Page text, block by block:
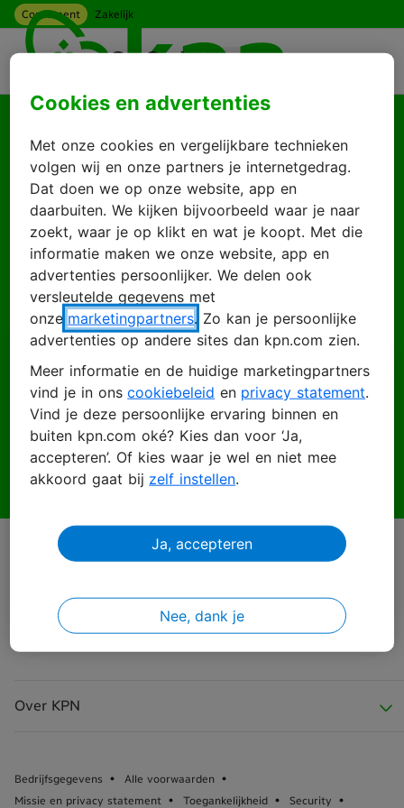
Ga naar hoofdinhoud
Consument Zakelijk
Goed je weer te zien
Log in met je KPN
ID
Inloggen
E-mailadres
Wachtwoord
Inloggen
Wachtwoord vergeten?
Over KPN
Bedrijfsgegevens
Alle voorwaarden
Missie en privacy statement
Toegankelijkheid Security
Cookies en advertenties
Met onze cookies en vergelijkbare technieken
volgen wij en onze partners je internetgedrag.
Dat doen we op onze website, app en
daarbuiten. We kijken bijvoorbeeld waar je naar
zoekt, waar je op klikt en wat je koopt. Met die
informatie maken we onze website, app en
advertenties persoonlijker. We delen ook
versleutelde gegevens met
onze marketingpartners. Zo kan je persoonlijke
advertenties op andere sites dan kpn.com zien.
Meer informatie en de huidige marketingpartners
vind je in ons cookiebeleid en privacy statement.
Vind je deze persoonlijke ervaring binnen en
buiten kpn.com oké? Kies dan voor ‘Ja,
accepteren’. Of kies waar je wel en niet mee
akkoord gaat bij zelf instellen.
Ja, accepteren
Nee, dank je